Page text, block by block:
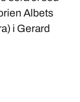
Albets
i Gerard